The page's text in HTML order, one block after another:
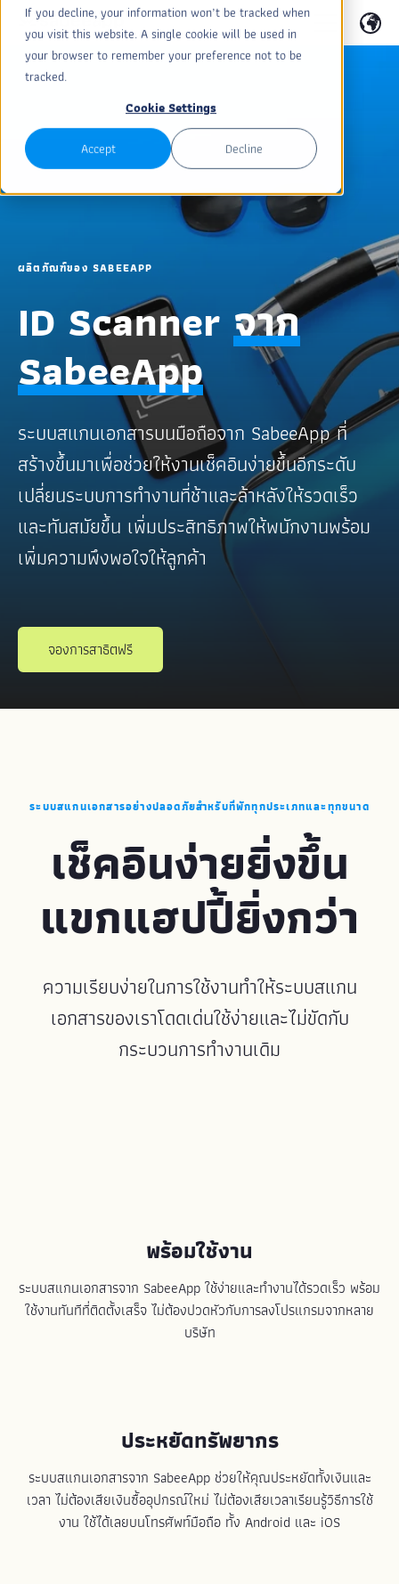
If you decline, your information won’t be tracked when
you visit this website. A single cookie will be used in
your browser to remember your preference not to be
tracked.
Cookie Settings
Accept Decline
ผลิตภัณฑ์ของ SABEEAPP
ID Scanner จาก
SabeeApp
ระบบสแกนเอกสารบนมือถือจาก SabeeApp ที่
สร้างขึ้นมาเพื่อช่วยให้งานเช็คอินง่ายขึ้นอีกระดับ
เปลี่ยนระบบการทำงานที่ช้าและล้าหลังให้รวดเร็ว
และทันสมัยขึ้น เพิ่มประสิทธิภาพให้พนักงานพร้อม
เพิ่มความพึงพอใจให้ลูกค้า
จองการสาธิตฟรี
ระบบสแกนเอกสารอย่างปลอดภัยสำหรับที่พักทุกประเภทและทุกขนาด
เช็คอินง่ายยิ่งขึ้น
แขกแฮปปี้ยิ่งกว่า
ความเรียบง่ายในการใช้งานทำให้ระบบสแกน
เอกสารของเราโดดเด่นใช้ง่ายและไม่ขัดกับ
กระบวนการทำงานเดิม
พร้อมใช้งาน
ระบบสแกนเอกสารจาก SabeeApp ใช้ง่ายและทำงานได้รวดเร็ว พร้อม
ใช้งานทันทีที่ติดตั้งเสร็จ ไม่ต้องปวดหัวกับการลงโปรแกรมจากหลาย
บริษัท
ประหยัดทรัพยากร
ระบบสแกนเอกสารจาก SabeeApp ช่วยให้คุณประหยัดทั้งเงินและ
เวลา ไม่ต้องเสียเงินซื้ออุปกรณ์ใหม่ ไม่ต้องเสียเวลาเรียนรู้วิธีการใช้
งาน ใช้ได้เลยบนโทรศัพท์มือถือ ทั้ง Android และ iOS